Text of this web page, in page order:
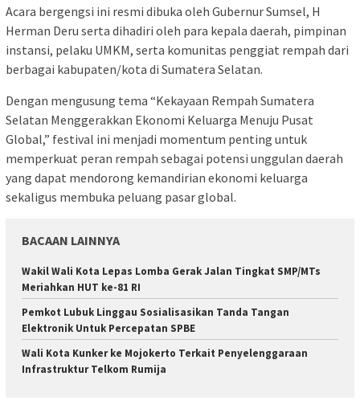
Acara bergengsi ini resmi dibuka oleh Gubernur Sumsel, H
Herman Deru serta dihadiri oleh para kepala daerah, pimpinan
instansi, pelaku UMKM, serta komunitas penggiat rempah dari
berbagai kabupaten/kota di Sumatera Selatan.
Dengan mengusung tema “Kekayaan Rempah Sumatera
Selatan Menggerakkan Ekonomi Keluarga Menuju Pusat
Global,” festival ini menjadi momentum penting untuk
memperkuat peran rempah sebagai potensi unggulan daerah
yang dapat mendorong kemandirian ekonomi keluarga
sekaligus membuka peluang pasar global.
BACAAN LAINNYA
Wakil Wali Kota Lepas Lomba Gerak Jalan Tingkat SMP/MTs
Meriahkan HUT ke-81 RI
Pemkot Lubuk Linggau Sosialisasikan Tanda Tangan
Elektronik Untuk Percepatan SPBE
Wali Kota Kunker ke Mojokerto Terkait Penyelenggaraan
Infrastruktur Telkom Rumija